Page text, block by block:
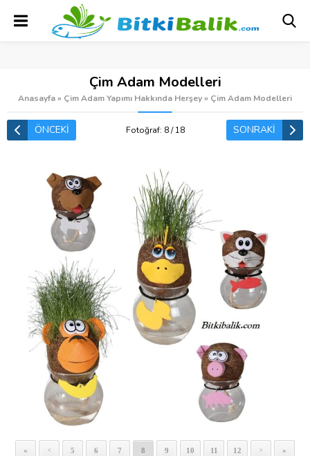
Çim Adam Modelleri
Anasayfa» Çim Adam Yapımı Hakkında Herşey» Çim Adam Modelleri
ÖNCEKİ Fotoğraf: 8 / 18 SONRAKİ
« < 5 6 7 8 9 10 11 12 > »